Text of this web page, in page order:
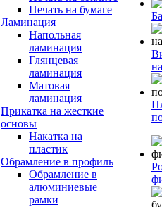
Печать на бумаге
Ламинация
Напольная
ламинация
Глянцевая
ламинация
Матовая
ламинация
Прикатка на жесткие
основы
Накатка на
пластик
Обрамление в профиль
Обрамление в
алюминиевые
рамки